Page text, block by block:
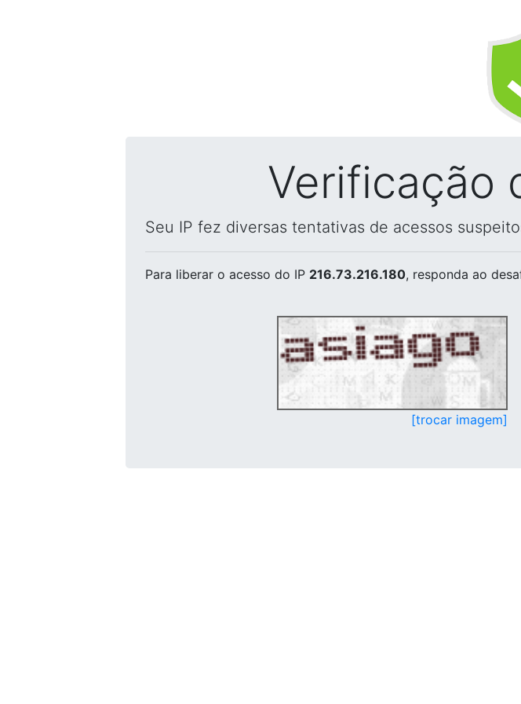
Verificação
Seu IP fez diversas tentativas de acessos
Para liberar o acesso do IP 216.73.216.180, responda ao
[trocar imagem]